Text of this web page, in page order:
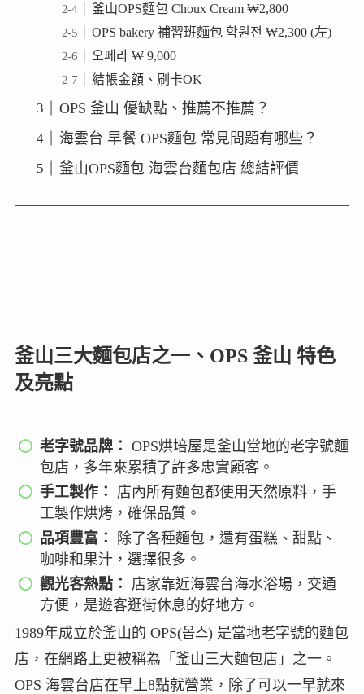
釜山OPS麵包 Choux Cream ₩2,800
OPS bakery 補習班麵包 학원전 ₩2,300 (左)
오페라 ₩ 9,000
結帳金額、刷卡OK
OPS 釜山 優缺點、推薦不推薦？
海雲台 早餐 OPS麵包 常見問題有哪些？
釜山OPS麵包 海雲台麵包店 總結評價
釜山三大麵包店之一、OPS 釜山 特色
及亮點
老字號品牌： OPS烘培屋是釜山當地的老字號麵
包店，多年來累積了許多忠實顧客。
手工製作：
店內所有麵包都使用天然原料，手
工製作烘烤，確保品質。
品項豐富：
除了各種麵包，還有蛋糕、甜點、
咖啡和果汁，選擇很多。
觀光客熱點：
店家靠近海雲台海水浴場，交通
方便，是遊客逛街休息的好地方。
1989年成立於釜山的 OPS(옵스) 是當地老字號的麵包
店，在網路上更被稱為「釜山三大麵包店」之一。
OPS 海雲台店在早上8點就營業，除了可以一早就來